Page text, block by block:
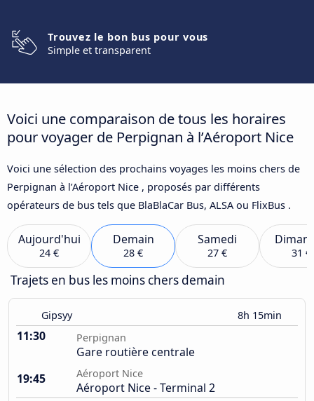
Trouvez le bon bus pour vous
Simple et transparent
Voici une comparaison de tous les horaires
pour voyager de Perpignan à l’Aéroport Nice
Voici une sélection des prochains voyages les moins chers de
Perpignan à l’Aéroport Nice , proposés par différents
opérateurs de bus tels que BlaBlaCar Bus, ALSA ou FlixBus .
Aujourd'hui
24 €
Demain
28 €
Samedi
27 € 31 €
Trajets en bus les moins chers demain
Gipsyy 8h 15min
11:30 Perpignan
Gare routière centrale
19:45
Aéroport Nice
Aéroport Nice - Terminal 2